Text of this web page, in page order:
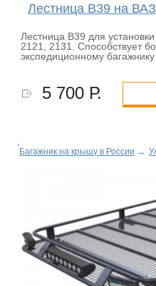
Лестница B39 на
Лестница B39 для
2121, 2131. Способствует
экспедиционному багажнику
5 700 Р.
Багажник на крышу в России →